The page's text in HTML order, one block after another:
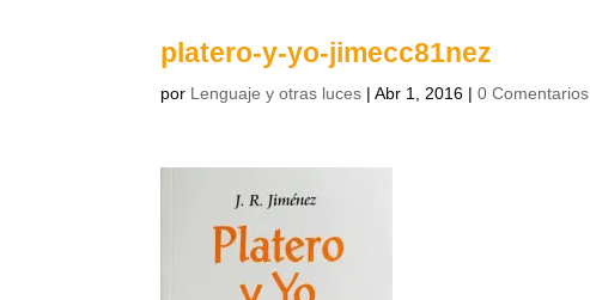
platero-y-yo-jimecc81nez
por Lenguaje y otras luces |Abr 1, 2016 |0 Comentarios